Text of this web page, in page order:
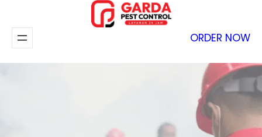
ORDER NOW